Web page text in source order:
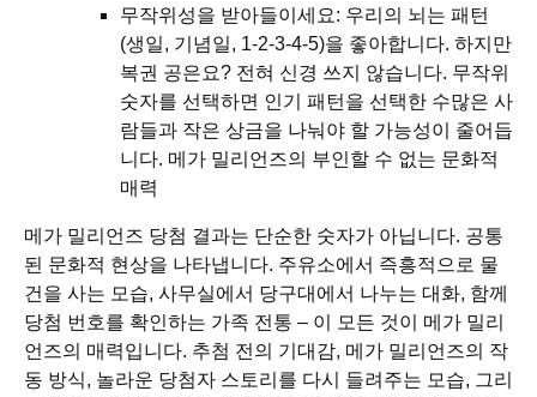
무작위성을 받아들이세요: 우리의 뇌는 패턴
(생일, 기념일, 1-2-3-4-5)을 좋아합니다. 하지만
복권 공은요? 전혀 신경 쓰지 않습니다. 무작위
숫자를 선택하면 인기 패턴을 선택한 수많은 사
람들과 작은 상금을 나눠야 할 가능성이 줄어듭
니다. 메가 밀리언즈의 부인할 수 없는 문화적
매력
메가 밀리언즈 당첨 결과는 단순한 숫자가 아닙니다. 공통
된 문화적 현상을 나타냅니다. 주유소에서 즉흥적으로 물
건을 사는 모습, 사무실에서 당구대에서 나누는 대화, 함께
당첨 번호를 확인하는 가족 전통 – 이 모든 것이 메가 밀리
언즈의 매력입니다. 추첨 전의 기대감, 메가 밀리언즈의 작
동 방식, 놀라운 당첨자 스토리를 다시 들려주는 모습, 그리